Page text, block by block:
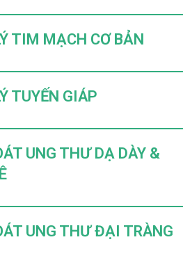
TIM MẠCH CƠ BẢN
TUYẾN GIÁP
UNG THƯ DẠ DÀY &
UNG THƯ ĐẠI TRÀNG